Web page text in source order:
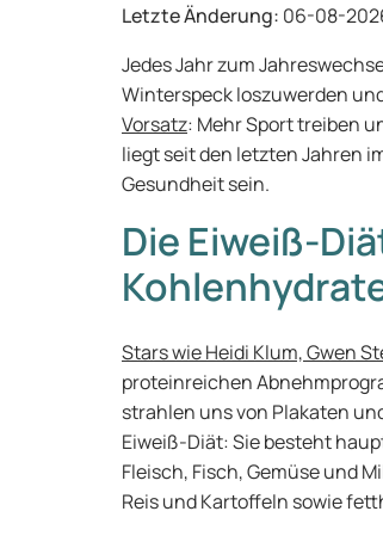
Letzte Änderung: 06-08-
Jedes Jahr zum
Winterspeck loszuwerden
Vorsatz: Mehr Sport treiben
liegt seit den letzten Jahren
Gesundheit sein.
Die Eiweiß-
Stars wie Heidi Klum, Gwen
proteinreichen
strahlen uns von Plakaten
Eiweiß-Diät: Sie besteht
Fleisch, Fisch, Gemüse und
Reis und Kartoffeln sowie